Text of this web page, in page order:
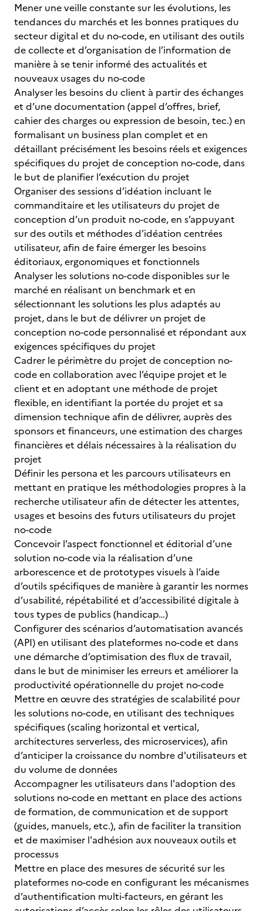
Mener une veille constante sur les évolutions, les
tendances du marchés et les bonnes pratiques du
secteur digital et du no-code, en utilisant des outils
de collecte et d’organisation de l’information de
manière à se tenir informé des actualités et
nouveaux usages du no-code
Analyser les besoins du client à partir des échanges
et d’une documentation (appel d’offres, brief,
cahier des charges ou expression de besoin, tec.) en
formalisant un business plan complet et en
détaillant précisément les besoins réels et exigences
spécifiques du projet de conception no-code, dans
le but de planifier l’exécution du projet
Organiser des sessions d’idéation incluant le
commanditaire et les utilisateurs du projet de
conception d’un produit no-code, en s’appuyant
sur des outils et méthodes d’idéation centrées
utilisateur, afin de faire émerger les besoins
éditoriaux, ergonomiques et fonctionnels
Analyser les solutions no-code disponibles sur le
marché en réalisant un benchmark et en
sélectionnant les solutions les plus adaptés au
projet, dans le but de délivrer un projet de
conception no-code personnalisé et répondant aux
exigences spécifiques du projet
Cadrer le périmètre du projet de conception no-
code en collaboration avec l’équipe projet et le
client et en adoptant une méthode de projet
flexible, en identifiant la portée du projet et sa
dimension technique afin de délivrer, auprès des
sponsors et financeurs, une estimation des charges
financières et délais nécessaires à la réalisation du
projet
Définir les persona et les parcours utilisateurs en
mettant en pratique les méthodologies propres à la
recherche utilisateur afin de détecter les attentes,
usages et besoins des futurs utilisateurs du projet
no-code
Concevoir l’aspect fonctionnel et éditorial d’une
solution no-code via la réalisation d’une
arborescence et de prototypes visuels à l’aide
d’outils spécifiques de manière à garantir les normes
d’usabilité, répétabilité et d’accessibilité digitale à
tous types de publics (handicap…)
Configurer des scénarios d’automatisation avancés
(API) en utilisant des plateformes no-code et dans
une démarche d’optimisation des flux de travail,
dans le but de minimiser les erreurs et améliorer la
productivité opérationnelle du projet no-code
Mettre en œuvre des stratégies de scalabilité pour
les solutions no-code, en utilisant des techniques
spécifiques (scaling horizontal et vertical,
architectures serverless, des microservices), afin
d’anticiper la croissance du nombre d'utilisateurs et
du volume de données
Accompagner les utilisateurs dans l'adoption des
solutions no-code en mettant en place des actions
de formation, de communication et de support
(guides, manuels, etc.), afin de faciliter la transition
et de maximiser l'adhésion aux nouveaux outils et
processus
Mettre en place des mesures de sécurité sur les
plateformes no-code en configurant les mécanismes
d’authentification multi-facteurs, en gérant les